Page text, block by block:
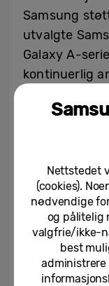
Samsung
utvalgte
Galaxy A-
kontinuerlig
for Samsung
naturlig og
regional
regulatoriske
samarbeide
har pålitelig
Nettstedet
(cookies).
nødvendige
og pålitelig
valgfrie/ikke-
best
administrere